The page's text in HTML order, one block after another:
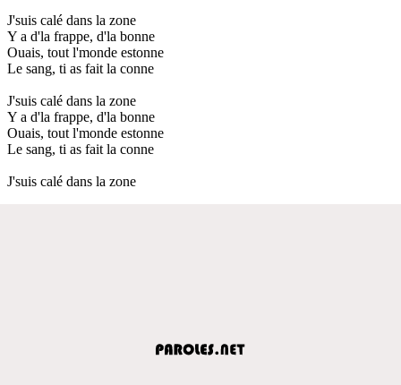
J'suis calé dans la zone
Y a d'la frappe, d'la bonne
Ouais, tout l'monde estonne
Le sang, ti as fait la conne
J'suis calé dans la zone
Y a d'la frappe, d'la bonne
Ouais, tout l'monde estonne
Le sang, ti as fait la conne
J'suis calé dans la zone